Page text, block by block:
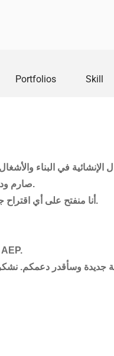
Portfolios Skill
– صارم وديناميكي ومتحفز للغاية للعمل واكتساب المزيد من الخبرة.
أنا منفتح على أي اقتراح جاد يهدف إلى مواجهة تحديات جديدة واكتساب خبرات جديدة.
وإدارة AEP.
جديدة وسأقدر دعمكم.